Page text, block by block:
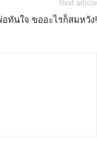
Next article
ทันใจ ขออะไรก็สมหวัง!